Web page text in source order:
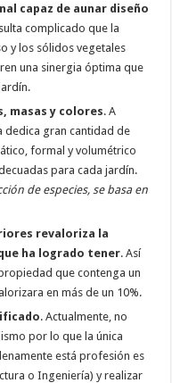
capaz de aunar diseño
complicado que la
y los sólidos vegetales
una sinergia óptima que
masas y colores. A
dedica gran cantidad de
formal y volumétrico
para cada jardín.
de especies, se basa en
revaloriza la
ha logrado tener. Así
que contenga un
en más de un 10%.
. Actualmente, no
por lo que la única
está profesión es
o Ingeniería) y realizar